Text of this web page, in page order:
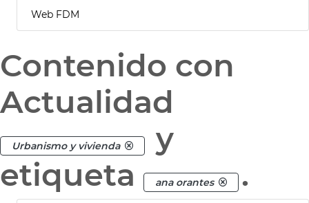
Web FDM
Contenido con
Actualidad
Urbanismo y vivienda
y
etiqueta
ana orantes .